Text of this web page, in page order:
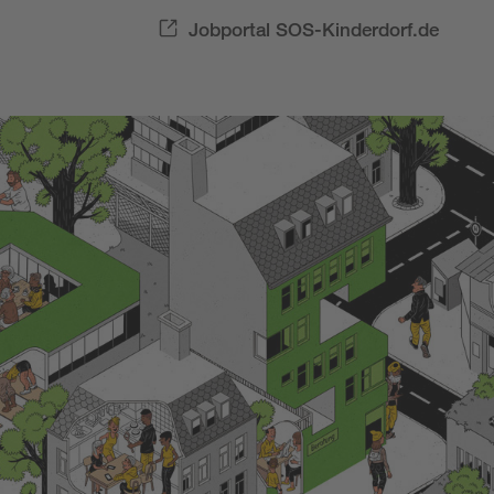
Jobportal SOS-Kinderdorf.de